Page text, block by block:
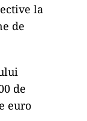
la
de
de
euro